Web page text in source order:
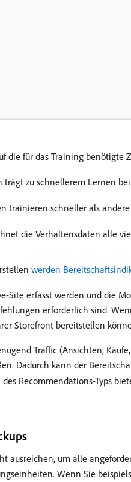
die für das Training benötigte
trägt zu schnellerem Lernen bei
trainieren schneller als andere
die Verhaltensdaten alle
werden
Site erfasst werden und die
erforderlich sind.
Storefront bereitstellen
Traffic (Ansichten,
Dadurch kann der
Recommendations-Typs
ausreichen, um alle
Wenn Sie